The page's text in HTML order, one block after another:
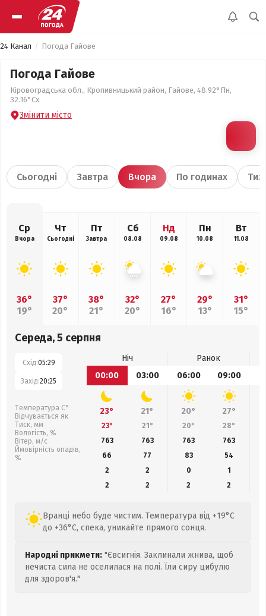
24 Канал Погода Гайове
Погода Гайове
Кіровоградська обл., Кропивницький район, Гайове, 48.92°Пн,
32.16°Сх
Змінити місто
Сьогодні Завтра Вчора По годинах
Ср
Вчора
36°
19°
Чт
Сьогодні
37°
20°
Пт
Завтра
38°
21°
Сб
08.08
32°
20°
Нд
09.08
27°
16°
Пн
10.08
29°
13°
Вт
11.08
31°
15°
Середа, 5 серпня
Схід:05:29
Захід:20:25
Температура С°
Відчувається як
Тиск, мм
Вологість, %
Вітер, м/с
Ймовірність опадів,
%
Ніч
Ранок
00:00
03:00 06:00 09:00
23° 21° 20° 27°
23° 21° 20° 28°
763
763 763 763
66
77 83 54
2
2 0
1
2
2 2 2
Вранці небо буде чистим. Температура від +19°C
до +36°C, спека, уникайте прямого сонця.
Народні прикмети: "Євсигнія. Заклинали жнива, щоб
нечиста сила не оселилася на полі. Їли сиру цибулю
для здоров'я."